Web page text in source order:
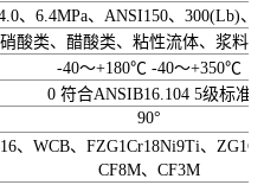
、6.4MPa、ANSI150、300(Lb)、
酸类、醋酸类、粘性流体、浆料
-40～+180℃ -40～+350℃
0 符合ANSIB16.104 5级标准
90°
、WCB、FZG1Cr18Ni9Ti、
CF8M、CF3M